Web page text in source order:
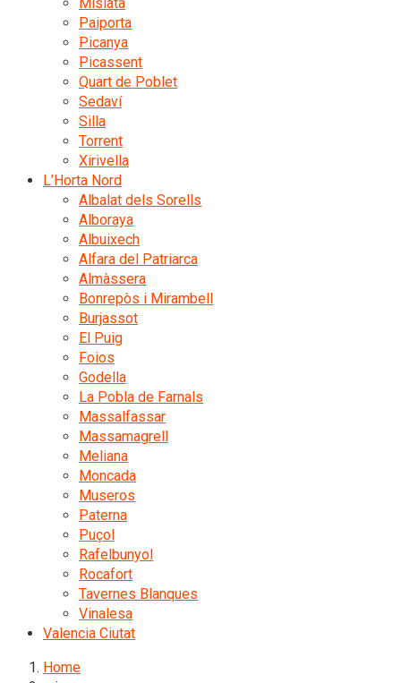
Paiporta
Picanya
Picassent
Quart de Poblet
Sedaví
Silla
Torrent
Xirivella
L’Horta Nord
Albalat dels Sorells
Alboraya
Albuixech
Alfara del Patriarca
Almàssera
Bonrepòs i Mirambell
Burjassot
El Puig
Foios
Godella
La Pobla de Farnals
Massalfassar
Massamagrell
Meliana
Moncada
Museros
Paterna
Puçol
Rafelbunyol
Rocafort
Tavernes Blanques
Vinalesa
Valencia Ciutat
Home